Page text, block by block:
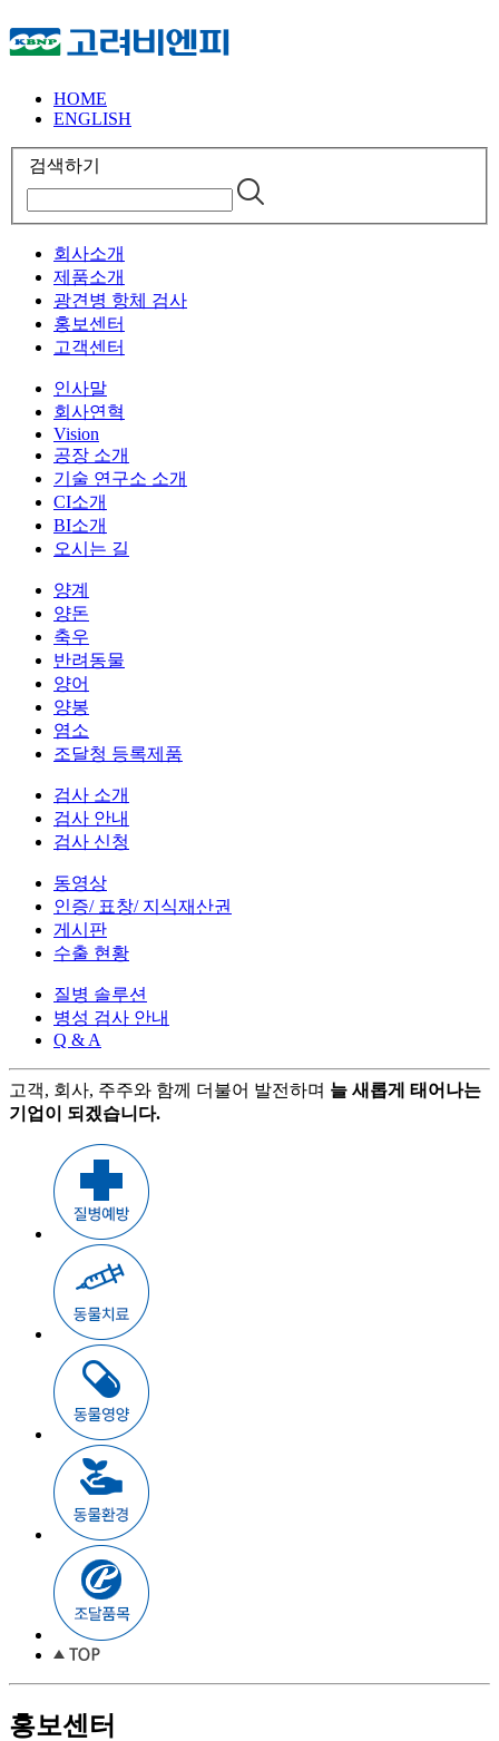
HOME
ENGLISH
검색하기
회사소개
제품소개
광견병 항체 검사
홍보센터
고객센터
인사말
회사연혁
Vision
공장 소개
기술 연구소 소개
CI소개
BI소개
오시는 길
양계
양돈
축우
반려동물
양어
양봉
염소
조달청 등록제품
검사 소개
검사 안내
검사 신청
동영상
인증/ 표창/ 지식재산권
게시판
수출 현황
질병 솔루션
병성 검사 안내
Q & A
고객, 회사, 주주와 함께 더불어 발전하며 늘 새롭게 태어나는
기업이 되겠습니다.
홍보센터